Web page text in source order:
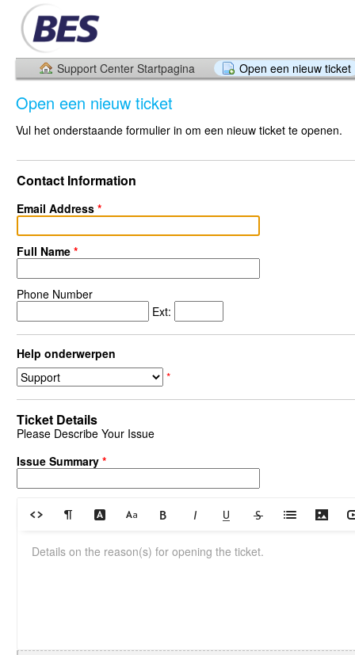
Support Center Startpagina Open een nieuw ticket
Open een nieuw ticket
Vul het onderstaande formulier in om een nieuw ticket te openen.
Contact Information
Email Address *
Full Name *
Phone Number
Ext:
Help onderwerpen
*
Ticket Details
Please Describe Your Issue
Issue Summary *